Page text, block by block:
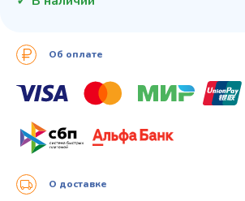
Об оплате
О доставке